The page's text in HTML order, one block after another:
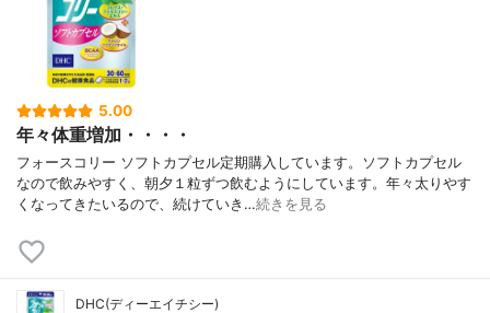
5.00
年々体重増加・・・・
フォースコリー ソフトカプセル定期購入しています。ソフトカプセル
なので飲みやすく、朝夕１粒ずつ飲むようにしています。年々太りやす
くなってきたいるので、続けていき…続きを見る
DHC(ディーエイチシー)